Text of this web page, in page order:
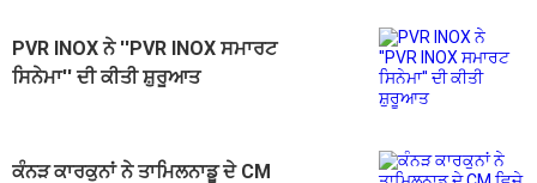
PVR INOX ਨੇ ''PVR INOX ਸਮਾਰਟ
ਸਿਨੇਮਾ'' ਦੀ ਕੀਤੀ ਸ਼ੁਰੂਆਤ
ਕੰਨੜ ਕਾਰਕੁਨਾਂ ਨੇ ਤਾਮਿਲਨਾਡੂ ਦੇ CM